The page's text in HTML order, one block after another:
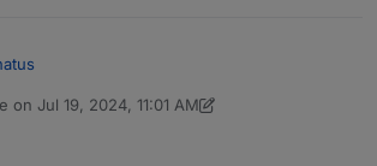
dort mal direkt hinter Read
on Jul 19, 2024, 11:01 AM
by PalatinatusJul 19, 2024, 1:02 PM